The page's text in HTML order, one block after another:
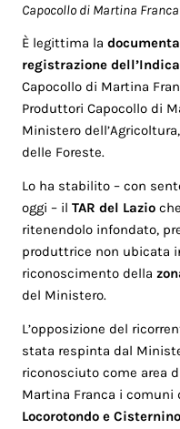
Capocollo di Martina Franca
È legittima la
registrazione
Capocollo di Martina
Produttori Capocollo di
Ministero
delle Foreste.
Lo ha stabilito – con
oggi – ilTAR del Lazio
ritenendolo infondato,
produttrice non ubicata
riconoscimento della
del Ministero.
L’opposizione del
stata respinta dal
riconosciuto come area
Martina Franca i
Locorotondo e